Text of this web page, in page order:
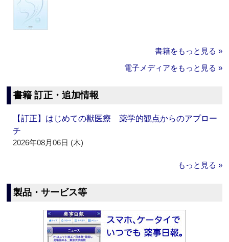
書籍をもっと見る »
電子メディアをもっと見る »
書籍 訂正・追加情報
【訂正】はじめての獣医療 薬学的観点からのアプロー
チ
2026年08月06日 (木)
もっと見る »
製品・サービス等